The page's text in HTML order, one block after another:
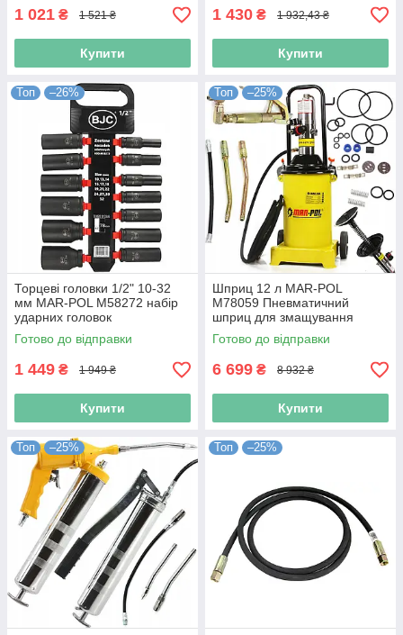
1 021 ₴ 1 521 ₴
Купити
1 430 ₴ 1 932,43 ₴
Купити
Топ –26%
Торцеві головки 1/2" 10-32
мм MAR-POL M58272 набір
ударних головок
Готово до відправки
1 449 ₴ 1 949 ₴
Купити
Топ –25%
Шприц 12 л MAR-POL
M78059 Пневматичний
шприц для змащування
Готово до відправки
6 699 ₴ 8 932 ₴
Купити
Топ –25% Топ –25%